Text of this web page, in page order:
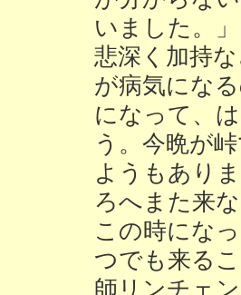
いました。
悲深く加持
が病気にな
になって、
う。今晩が
ようもあり
ろへまた来
この時にな
つでも来る
師リンチェ